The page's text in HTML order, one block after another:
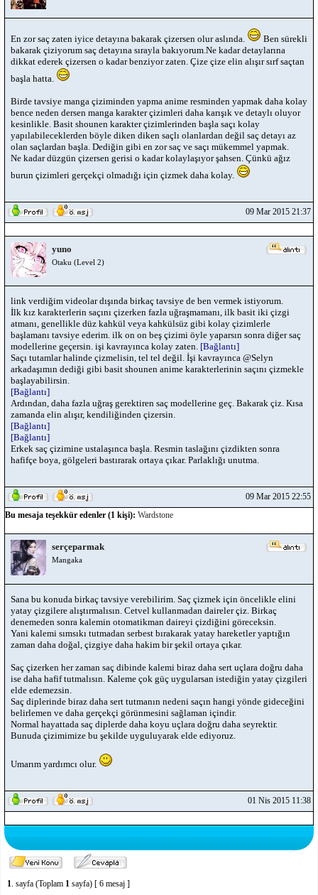
En zor saç zaten iyice detayına bakarak çizersen olur aslında.
Ben sürekli
bakarak çiziyorum saç detayına sırayla bakıyorum.Ne kadar detaylarına
dikkat ederek çizersen o kadar benziyor zaten. Çize çize elin alışır sırf saçtan
başla hatta.
Birde tavsiye manga çiziminden yapma anime resminden yapmak daha kolay
bence neden dersen manga karakter çizimleri daha karışık ve detaylı oluyor
kesinlikle. Basit shounen karakter çizimlerinden başla saçı kolay
yapılabileceklerden böyle diken diken saçlı olanlardan değil saç detayı az
olan saçlardan başla. Dediğin gibi en zor saç ve saçı mükemmel yapmak.
Ne kadar düzgün çizersen gerisi o kadar kolaylaşıyor şahsen. Çünkü ağız
burun çizimleri gerçekçi olmadığı için çizmek daha kolay.
09 Mar 2015 21:37
yuno
Otaku (Level 2)
link verdiğim videolar dışında birkaç tavsiye de ben vermek istiyorum.
İlk kız karakterlerin saçını çizerken fazla uğraşmamanı, ilk basit iki çizgi
atmanı, genellikle düz kahkül veya kahkülsüz gibi kolay çizimlerle
başlamanı tavsiye ederim. ilk on on beş çizimi öyle yaparsın sonra diğer saç
modellerine geçersin. işi kavrayınca kolay zaten. [Bağlantı]
Saçı tutamlar halinde çizmelisin, tel tel değil. İşi kavrayınca @Selyn
arkadaşımın dediği gibi basit shounen anime karakterlerinin saçını çizmekle
başlayabilirsin.
[Bağlantı]
Ardından, daha fazla uğraş gerektiren saç modellerine geç. Bakarak çiz. Kısa
zamanda elin alışır, kendiliğinden çizersin.
[Bağlantı]
[Bağlantı]
Erkek saç çizimine ustalaşınca başla. Resmin taslağını çizdikten sonra
hafifçe boya, gölgeleri bastırarak ortaya çıkar. Parlaklığı unutma.
09 Mar 2015 22:55
Bu mesaja teşekkür edenler (1 kişi): Wardstone
serçeparmak
Mangaka
Sana bu konuda birkaç tavsiye verebilirim. Saç çizmek için öncelikle elini
yatay çizgilere alıştırmalısın. Cetvel kullanmadan daireler çiz. Birkaç
denemeden sonra kalemin otomatikman daireyi çizdiğini göreceksin.
Yani kalemi sımsıkı tutmadan serbest bırakarak yatay hareketler yaptığın
zaman daha doğal, çizgiye daha hakim bir şekil ortaya çıkar.
Saç çizerken her zaman saç dibinde kalemi biraz daha sert uçlara doğru daha
ise daha hafif tutmalısın. Kaleme çok güç uygularsan istediğin yatay çizgileri
elde edemezsin.
Saç diplerinde biraz daha sert tutmanın nedeni saçın hangi yönde gideceğini
belirlemen ve daha gerçekçi görünmesini sağlaman içindir.
Normal hayattada saç diplerde daha koyu uçlara doğru daha seyrektir.
Bunuda çizimimize bu şekilde uyguluyarak elde ediyoruz.
Umarım yardımcı olur.
01 Nis 2015 11:38
1 . sayfa (Toplam 1 sayfa) [ 6 mesaj ]